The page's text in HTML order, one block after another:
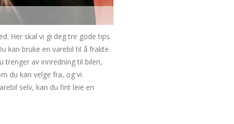
Her skal vi gi deg tre gode tips
kan bruke en varebil til å frakte
trenger av innredning til bilen,
du kan velge fra, og vi
selv, kan du fint leie en